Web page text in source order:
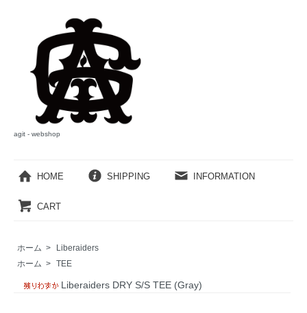
agit - webshop
HOME SHIPPING INFORMATION
CART
ホーム >
Liberaiders
ホーム > TEE
Liberaiders DRY S/S TEE (Gray)